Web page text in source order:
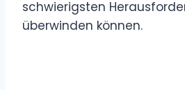
schwierigsten
überwinden können.